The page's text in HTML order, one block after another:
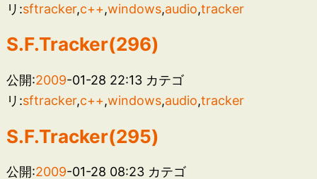
リ:sftracker,c++,windows,audio,tracker
S.F.Tracker(296)
公開:2009-01-28 22:13 カテゴ
リ:sftracker,c++,windows,audio,tracker
S.F.Tracker(295)
公開:2009-01-28 08:23 カテゴ